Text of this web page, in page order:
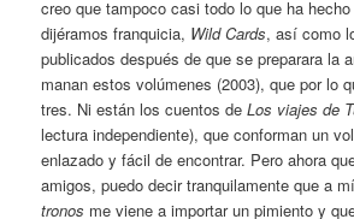
creo que tampoco casi todo lo que ha
dijéramos franquicia, Wild Cards, así como
publicados después de que se preparara la
manan estos volúmenes (2003), que por lo
tres. Ni están los cuentos deLos viajes de
lectura independiente), que conforman un
enlazado y fácil de encontrar. Pero ahora
amigos, puedo decir tranquilamente que a
tronos me viene a importar un pimiento y